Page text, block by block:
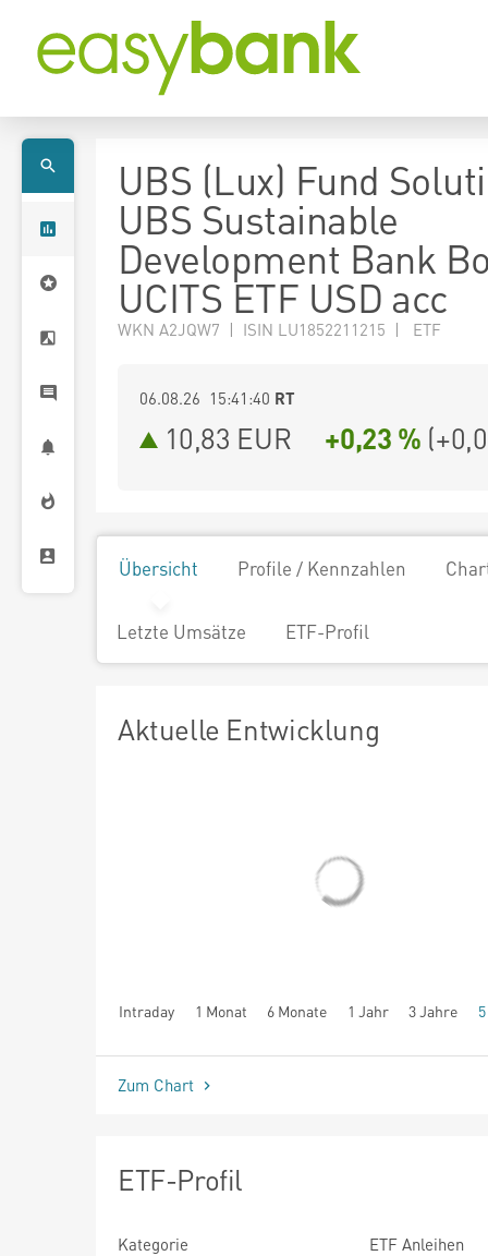
UBS (Lux) Fund
UBS Sustainable
Development Bank
UCITS ETF USD acc
WKN A2JQW7 | ISIN LU1852211215 | ETF
06.08.26 15:41:40 RT
10,83 EUR +0,23 % (
Übersicht Profile / Kennzahlen
Letzte Umsätze ETF-Profil
Aktuelle Entwicklung
Intraday 1 Monat 6 Monate 1 Jahr 3 Jahre
seit Beginn
Zum Chart
ETF-Profil
Kategorie
ETF Anleihen